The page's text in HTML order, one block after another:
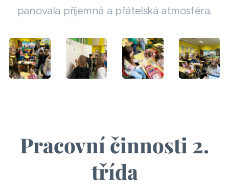
panovala příjemná a přátelská atmosféra.
Pracovní činnosti 2.
třída